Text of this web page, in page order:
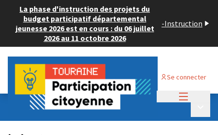
La phase d'instruction des projets du
budget participatif départemental
jeunesse 2026 est en cours : du 06 juillet
2026 au 11 octobre 2026
-Instruction
Se connecter
Budget Participatif ADULTE 2024
💡 Déposer un projet